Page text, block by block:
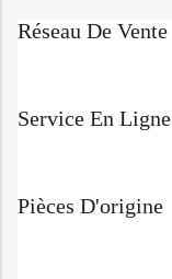
Réseau De Vente
Service En Ligne
Pièces D'origine